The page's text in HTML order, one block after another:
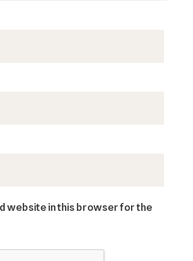
website in this browser for the